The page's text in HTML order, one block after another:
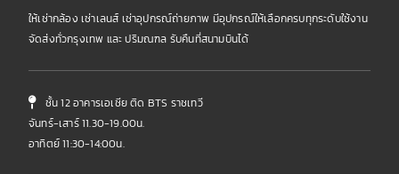
ให้เช่ากล้อง เช่าเลนส์ เช่าอุปกรณ์ถ่ายภาพ มีอุปกรณ์ให้เลือกครบทุกระดับใช้งาน
จัดส่งทั่วกรุงเทพ และ ปริมณฑล รับคืนที่สนามบินได้
ชั้น 12 อาคารเอเชีย ติด BTS ราชเทวี
จันทร์-เสาร์ 11.30-19.00น.
อาทิตย์ 11:30-14:00น.